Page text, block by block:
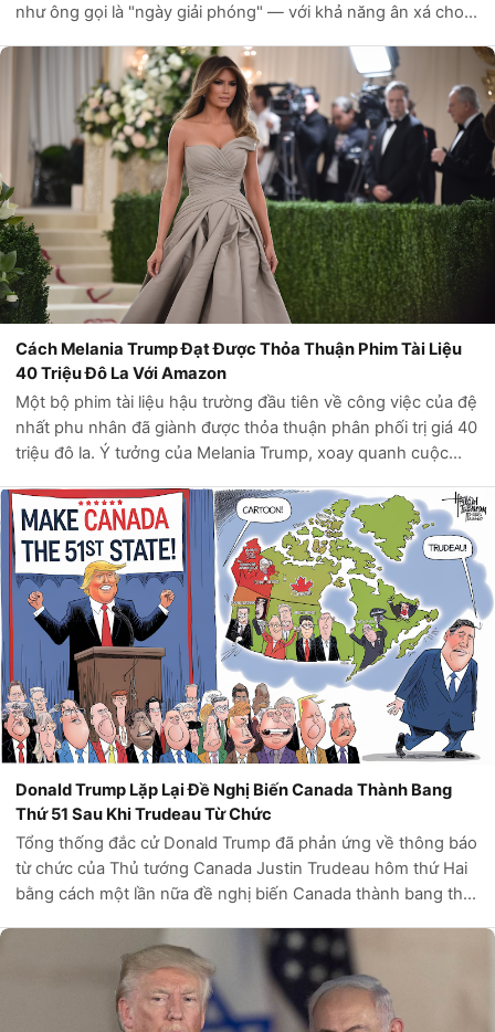
như ông gọi là "ngày giải phóng" — với khả năng ân xá cho
trọng về nhập cư và năng...
Cách Melania Trump Đạt Được Thỏa Thuận Phim Tài Liệu
40 Triệu Đô La Với Amazon
Một bộ phim tài liệu hậu trường đầu tiên về công việc của đệ
nhất phu nhân đã giành được thỏa thuận phân phối trị giá 40
triệu đô la. Ý tưởng của Melania Trump, xoay quanh cuộc
một cuộc chi...
Donald Trump Lặp Lại Đề Nghị Biến Canada Thành Bang
Thứ 51 Sau Khi Trudeau Từ Chức
Tổng thống đắc cử Donald Trump đã phản ứng về thông báo
từ chức của Thủ tướng Canada Justin Trudeau hôm thứ Hai
bằng cách một lần nữa đề nghị biến Canada thành bang thứ
thành Bang thứ 51. Hoa Kỳ...